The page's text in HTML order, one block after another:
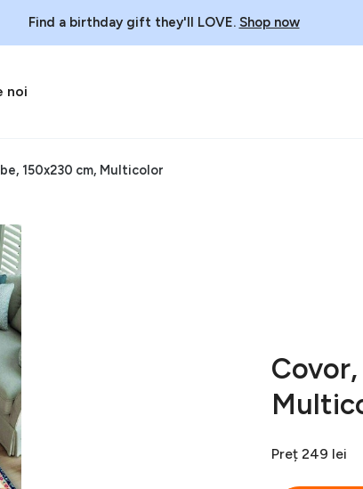
Find a birthday gift they'll LOVE. Shop now
noi
150x230 cm, Multicolor
Preț 249 lei